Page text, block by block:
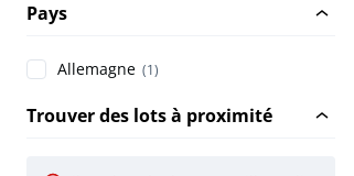
Pays
Allemagne (1)
Trouver des lots à proximité